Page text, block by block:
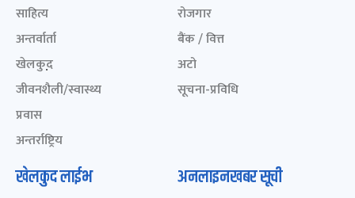
साहित्य
अन्तर्वार्ता
खेलकुद़़
जीवनशैली/स्वास्थ्य
प्रवास
अन्तर्राष्ट्रिय
रोजगार
बैंक / वित्त
अटो
सूचना-प्रविधि
खेलकुद लाईभ अनलाइनखबर सूची